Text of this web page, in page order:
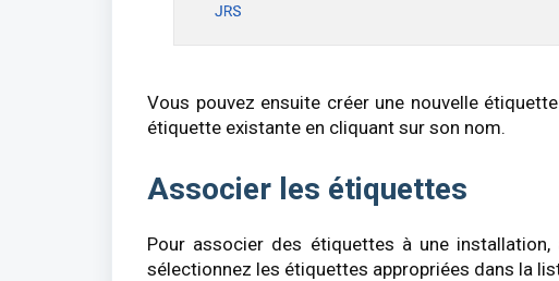
Vous pouvez ensuite créer une nouvelle
étiquette existante en cliquant sur son nom.
Associer les étiquettes
Pour associer des étiquettes à une
sélectionnez les étiquettes appropriées dans la